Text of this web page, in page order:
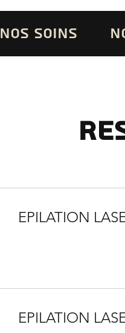
NOS SOINS
EPILATION
EPILATION